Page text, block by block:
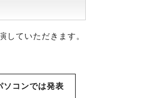
していただきます。
ソコンでは発表